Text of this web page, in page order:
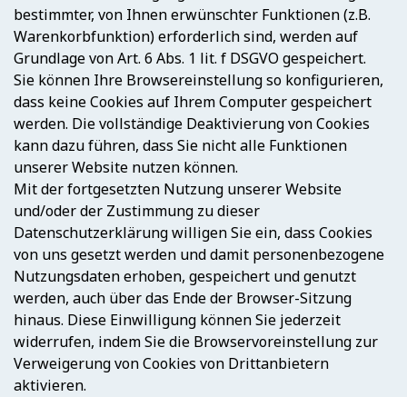
bestimmter, von Ihnen erwünschter Funktionen (z.B.
Warenkorbfunktion) erforderlich sind, werden auf
Grundlage von Art. 6 Abs. 1 lit. f DSGVO gespeichert.
Sie können Ihre Browsereinstellung so konfigurieren,
dass keine Cookies auf Ihrem Computer gespeichert
werden. Die vollständige Deaktivierung von Cookies
kann dazu führen, dass Sie nicht alle Funktionen
unserer Website nutzen können.
Mit der fortgesetzten Nutzung unserer Website
und/oder der Zustimmung zu dieser
Datenschutzerklärung willigen Sie ein, dass Cookies
von uns gesetzt werden und damit personenbezogene
Nutzungsdaten erhoben, gespeichert und genutzt
werden, auch über das Ende der Browser-Sitzung
hinaus. Diese Einwilligung können Sie jederzeit
widerrufen, indem Sie die Browservoreinstellung zur
Verweigerung von Cookies von Drittanbietern
aktivieren.